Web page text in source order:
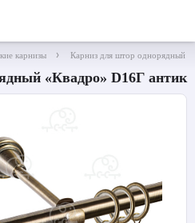
карнизы Карниз для штор однорядный
«Квадро» D16Г антик